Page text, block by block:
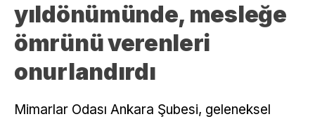
yıldönümünde, mesleğe
ömrünü verenleri
onurlandırdı
Mimarlar Odası Ankara Şubesi, geleneksel